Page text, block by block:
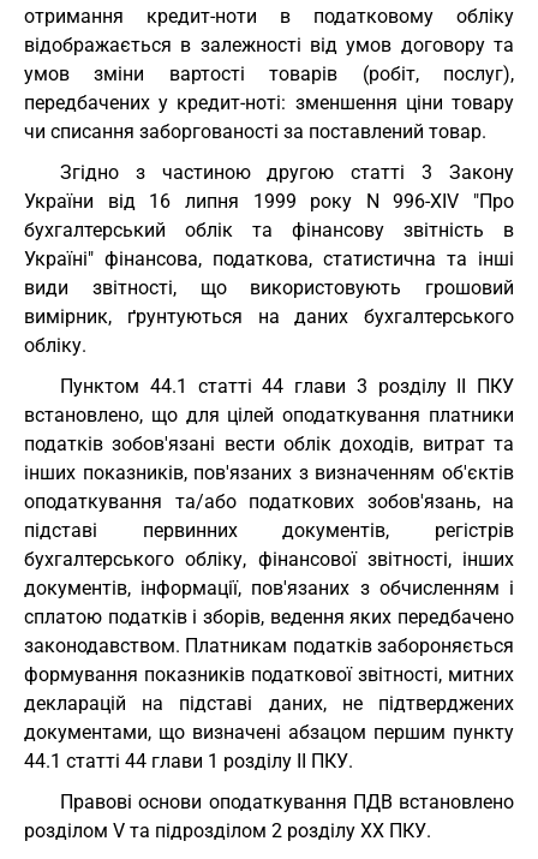
отримання кредит-ноти в податковому обліку
відображається в залежності від умов договору та
умов зміни вартості товарів (робіт, послуг),
передбачених у кредит-ноті: зменшення ціни товару
чи списання заборгованості за поставлений товар.
Згідно з частиною другою статті 3 Закону
України від 16 липня 1999 року N 996-XIV "Про
бухгалтерський облік та фінансову звітність в
Україні" фінансова, податкова, статистична та інші
види звітності, що використовують грошовий
вимірник, ґрунтуються на даних бухгалтерського
обліку.
Пунктом 44.1 статті 44 глави 3 розділу II ПКУ
встановлено, що для цілей оподаткування платники
податків зобов'язані вести облік доходів, витрат та
інших показників, пов'язаних з визначенням об'єктів
оподаткування та/або податкових зобов'язань, на
підставі первинних документів, регістрів
бухгалтерського обліку, фінансової звітності, інших
документів, інформації, пов'язаних з обчисленням і
сплатою податків і зборів, ведення яких передбачено
законодавством. Платникам податків забороняється
формування показників податкової звітності, митних
декларацій на підставі даних, не підтверджених
документами, що визначені абзацом першим пункту
44.1 статті 44 глави 1 розділу II ПКУ.
Правові основи оподаткування ПДВ встановлено
розділом V та підрозділом 2 розділу XX ПКУ.